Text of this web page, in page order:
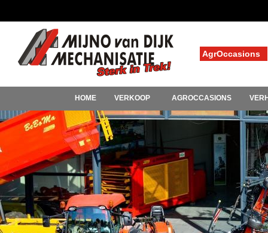
AgrOccasions
HOME VERKOOP AGROCCASIONS